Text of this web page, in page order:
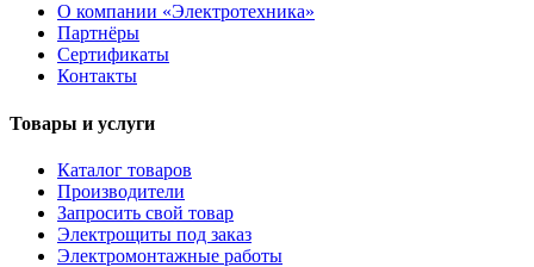
О компании «Электротехника»
Партнёры
Сертификаты
Контакты
Товары и услуги
Каталог товаров
Производители
Запросить свой товар
Электрощиты под заказ
Электромонтажные работы